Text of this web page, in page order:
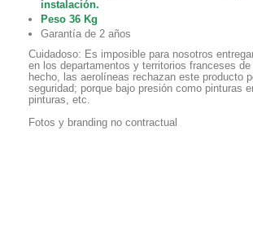
instalación.
Peso 36 Kg
Garantía de 2 años
Cuidadoso: Es imposible para nosotros
en los departamentos y territorios franceses de
hecho, las aerolíneas rechazan este producto
seguridad; porque bajo presión como pinturas
pinturas, etc.
Fotos y branding no contractual